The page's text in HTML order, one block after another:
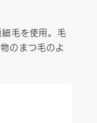
毛を使用。毛
のまつ毛のよ